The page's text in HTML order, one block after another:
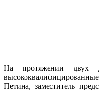
На протяжении двух
Петина, заместитель